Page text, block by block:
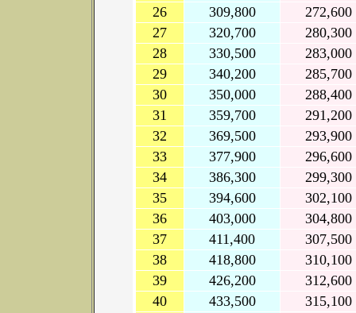
26
309,800
272,600
27
320,700
280,300
28
330,500
283,000
29
340,200
285,700
30
350,000
288,400
31
359,700
291,200
32
369,500
293,900
33
377,900
296,600
34
386,300
299,300
35
394,600
302,100
36
403,000
304,800
37
411,400
307,500
38
418,800
310,100
39
426,200
312,600
40
433,500
315,100